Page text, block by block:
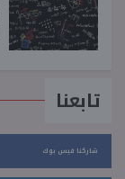
تابعنا
شاركنا فيس بوك